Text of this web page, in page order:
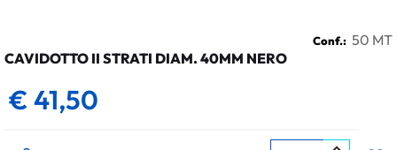
Conf.: 50 MT
CAVIDOTTO II STRATI DIAM. 40MM NERO
€ 41,50